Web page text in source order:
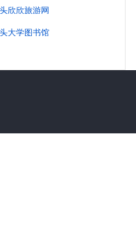
欣欣旅游网
大学图书馆